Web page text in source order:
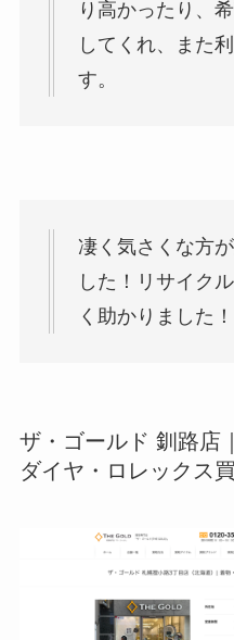
り高かったり、
してくれ、また
す。
凄く気さくな方
した！リサイク
く助かりました！
ザ・ゴールド 釧路店
ダイヤ・ロレックス